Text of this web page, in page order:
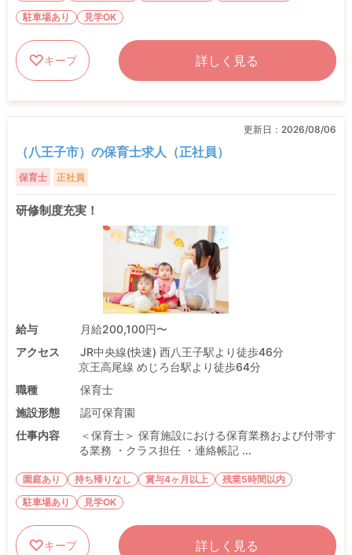
駐車場あり 見学OK
キープ 詳しく見る
更新日： 2026/08/06
（八王子市）の保育士求人（正社員）
保育士 正社員
研修制度充実！
給与
月給200,100円〜
アクセス
JR中央線(快速) 西八王子駅より徒歩46分
京王高尾線 めじろ台駅より徒歩64分
職種
保育士
施設形態
認可保育園
仕事内容
＜保育士＞ 保育施設における保育業務および付帯す
る業務 ・クラス担任 ・連絡帳記 ...
園庭あり 持ち帰りなし 賞与4ヶ月以上
残業5時間以内
駐車場あり
見学OK
キープ 詳しく見る